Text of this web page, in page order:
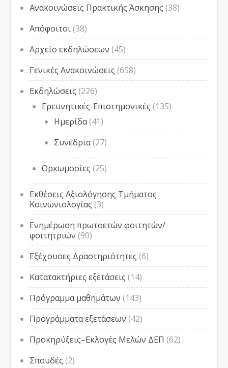
Ανακοινώσεις Πρακτικής Άσκησης (38)
Απόφοιτοι(38)
Αρχείο εκδηλώσεων (45)
Γενικές Ανακοινώσεις (658)
Εκδηλώσεις (226)
Ερευνητικές-Επιστημονικές (135)
Ημερίδα(41)
Συνέδρια(27)
Ορκωμοσίες (25)
Εκθέσεις Αξιολόγησης Τμήματος
Κοινωνιολογίας (3)
Ενημέρωση πρωτοετών φοιτητών/
φοιτητριών (90)
Εξέχουσες Δραστηριότητες (6)
Κατατακτήριες εξετάσεις (14)
Πρόγραμμα μαθημάτων (143)
Προγράμματα εξετάσεων (42)
Προκηρύξεις–Εκλογές Μελών ΔΕΠ (62)
Σπουδές (2)